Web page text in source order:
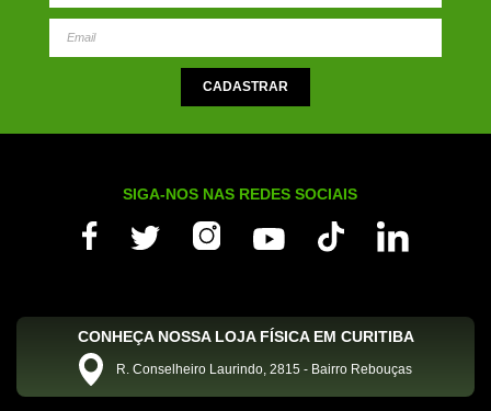
SIGA-NOS NAS REDES SOCIAIS
CONHEÇA NOSSA LOJA FÍSICA EM CURITIBA
R. Conselheiro Laurindo, 2815 - Bairro Rebouças